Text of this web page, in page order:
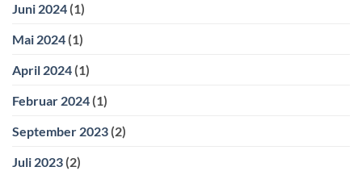
Juni 2024 (1)
Mai 2024 (1)
April 2024 (1)
Februar 2024 (1)
September 2023 (2)
Juli 2023 (2)